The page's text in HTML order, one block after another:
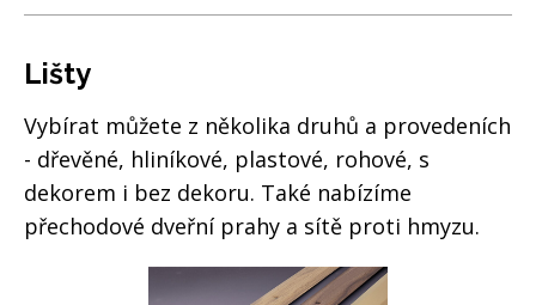
Lišty
Vybírat můžete z několika druhů a provedeních
- dřevěné, hliníkové, plastové, rohové, s
dekorem i bez dekoru. Také nabízíme
přechodové dveřní prahy a sítě proti hmyzu.